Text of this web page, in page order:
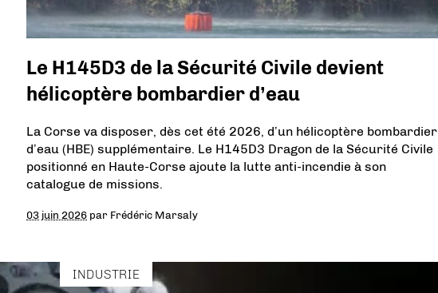
Le H145D3 de la Sécurité Civile devient
hélicoptère bombardier d’eau
La Corse va disposer, dès cet été 2026, d’un hélicoptère bombardier
d’eau (HBE) supplémentaire. Le H145D3 Dragon de la Sécurité Civile
positionné en Haute-Corse ajoute la lutte anti-incendie à son
catalogue de missions.
03 juin 2026 par Frédéric Marsaly
INDUSTRIE